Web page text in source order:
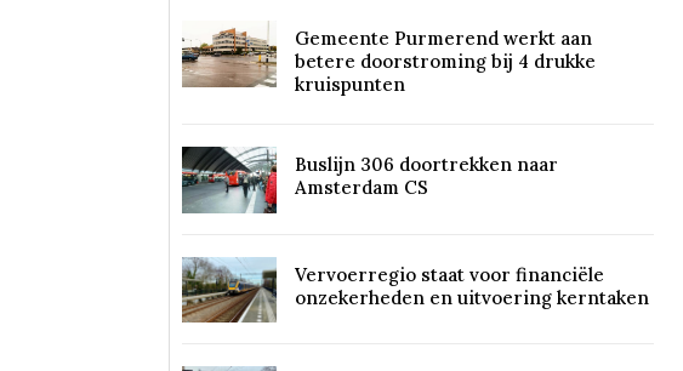
Gemeente Purmerend werkt aan
betere doorstroming bij 4 drukke
kruispunten
Buslijn 306 doortrekken naar
Amsterdam CS
Vervoerregio staat voor financiële
onzekerheden en uitvoering kerntaken